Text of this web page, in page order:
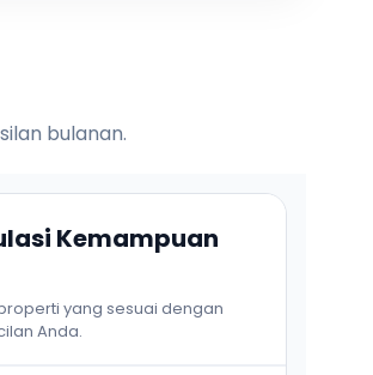
bulanan.
Kemampuan
yang sesuai dengan
Anda.